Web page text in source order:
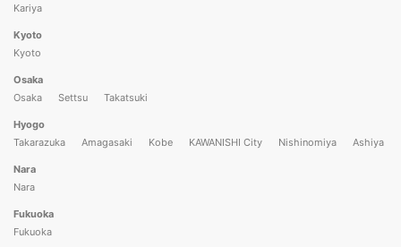
Kariya
Kyoto
Kyoto
Osaka
Osaka
Settsu Takatsuki
Hyogo
Takarazuka
Amagasaki Kobe KAWANISHI City Nishinomiya Ashiya
Nara
Nara
Fukuoka
Fukuoka